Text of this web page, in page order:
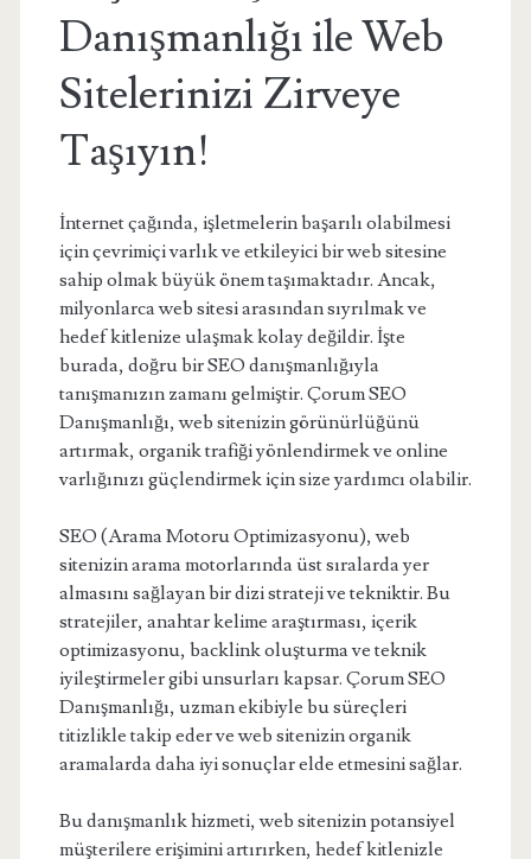
Danışmanlığı ile Web
Sitelerinizi Zirveye
Taşıyın!
İnternet çağında, işletmelerin başarılı olabilmesi
için çevrimiçi varlık ve etkileyici bir web sitesine
sahip olmak büyük önem taşımaktadır. Ancak,
milyonlarca web sitesi arasından sıyrılmak ve
hedef kitlenize ulaşmak kolay değildir. İşte
burada, doğru bir SEO danışmanlığıyla
tanışmanızın zamanı gelmiştir. Çorum SEO
Danışmanlığı, web sitenizin görünürlüğünü
artırmak, organik trafiği yönlendirmek ve online
varlığınızı güçlendirmek için size yardımcı olabilir.
SEO (Arama Motoru Optimizasyonu), web
sitenizin arama motorlarında üst sıralarda yer
almasını sağlayan bir dizi strateji ve tekniktir. Bu
stratejiler, anahtar kelime araştırması, içerik
optimizasyonu, backlink oluşturma ve teknik
iyileştirmeler gibi unsurları kapsar. Çorum SEO
Danışmanlığı, uzman ekibiyle bu süreçleri
titizlikle takip eder ve web sitenizin organik
aramalarda daha iyi sonuçlar elde etmesini sağlar.
Bu danışmanlık hizmeti, web sitenizin potansiyel
müşterilere erişimini artırırken, hedef kitlenizle